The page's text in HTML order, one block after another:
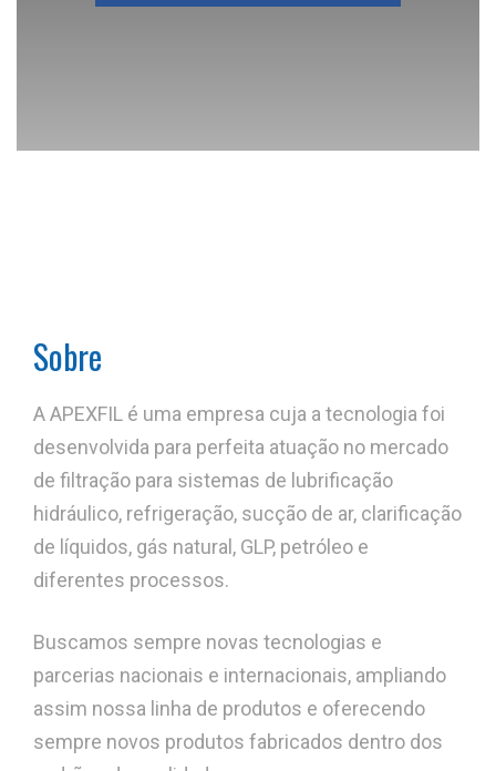
Sobre
A APEXFIL é uma empresa cuja a tecnologia foi
desenvolvida para perfeita atuação no mercado
de filtração para sistemas de lubrificação
hidráulico, refrigeração, sucção de ar, clarificação
de líquidos, gás natural, GLP, petróleo e
diferentes processos.
Buscamos sempre novas tecnologias e
parcerias nacionais e internacionais, ampliando
assim nossa linha de produtos e oferecendo
sempre novos produtos fabricados dentro dos